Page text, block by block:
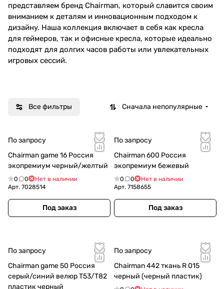
представляем бренд Chairman, который славится своим
вниманием к деталям и инновационным подходом к
дизайну. Наша коллекция включает в себя как кресла
для геймеров, так и офисные кресла, которые идеально
подходят для долгих часов работы или увлекательных
игровых сессий.
Кресл
а для
гейме
ров
товаров
Офис
ные
кресл
а
товаров
Все фильтры Сначала непопулярные
По запросу
Chairman game 16 Россия
экопремиум черный/желтый
0 0
Нет в наличии
Арт. 7028514
Под заказ
По запросу
Chairman 600 Россия
экопремиум бежевый
0 0
Нет в наличии
Арт. 7158655
Под заказ
По запросу
Chairman game 50 Россия
серый/синий велюр Т53/Т82
пластик черный
По запросу
Chairman 442 ткань R 015
черный (черный пластик)